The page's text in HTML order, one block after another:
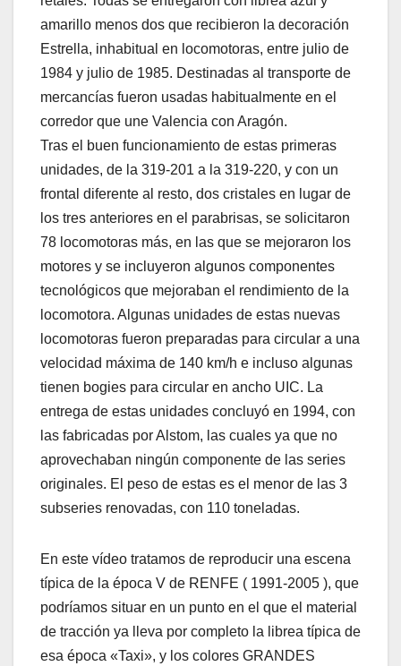
amarillo menos dos que recibieron la decoración
Estrella, inhabitual en locomotoras, entre julio de
1984 y julio de 1985. Destinadas al transporte de
mercancías fueron usadas habitualmente en el
corredor que une Valencia con Aragón.
Tras el buen funcionamiento de estas primeras
unidades, de la 319-201 a la 319-220, y con un
frontal diferente al resto, dos cristales en lugar de
los tres anteriores en el parabrisas, se solicitaron
78 locomotoras más, en las que se mejoraron los
motores y se incluyeron algunos componentes
tecnológicos que mejoraban el rendimiento de la
locomotora. Algunas unidades de estas nuevas
locomotoras fueron preparadas para circular a una
velocidad máxima de 140 km/h e incluso algunas
tienen bogies para circular en ancho UIC. La
entrega de estas unidades concluyó en 1994, con
las fabricadas por Alstom, las cuales ya que no
aprovechaban ningún componente de las series
originales. El peso de estas es el menor de las 3
subseries renovadas, con 110 toneladas.
En este vídeo tratamos de reproducir una escena
típica de la época V de RENFE ( 1991-2005 ), que
podríamos situar en un punto en el que el material
de tracción ya lleva por completo la librea típica de
esa época «Taxi», y los colores GRANDES